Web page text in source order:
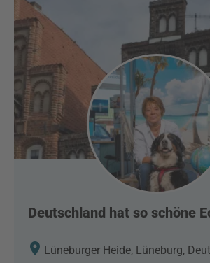
Deutschland hat so schöne
Lüneburger Heide, Lüneburg,